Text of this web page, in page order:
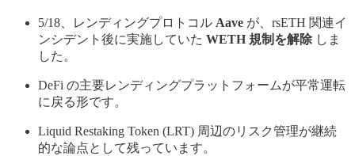
5/18、レンディングプロトコル Aave が、rsETH 関連イ
ンシデント後に実施していた WETH 規制を解除しま
した。
DeFi の主要レンディングプラットフォームが平常運転
に戻る形です。
Liquid Restaking Token (LRT) 周辺のリスク管理が継続
的な論点として残っています。